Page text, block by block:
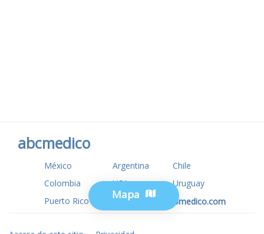
Mapa
abcmedico
México Argentina
Chile
Colombia
USA
Uruguay
Puerto Rico
www.tuotromedico.com